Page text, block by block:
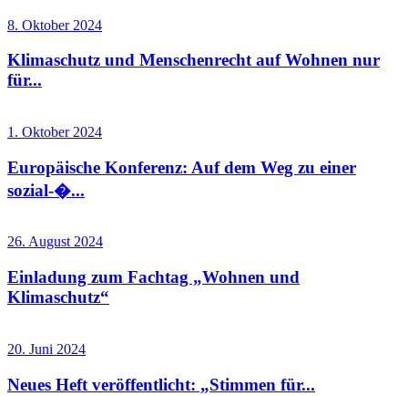
8. Oktober 2024
Klimaschutz und Menschenrecht auf Wohnen nur
für...
1. Oktober 2024
Europäische Konferenz: Auf dem Weg zu einer
sozial-�...
26. August 2024
Einladung zum Fachtag „Wohnen und
Klimaschutz“
20. Juni 2024
Neues Heft veröffentlicht: „Stimmen für...